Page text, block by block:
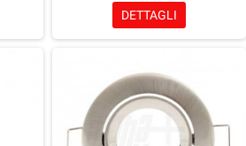
DETTAGLI